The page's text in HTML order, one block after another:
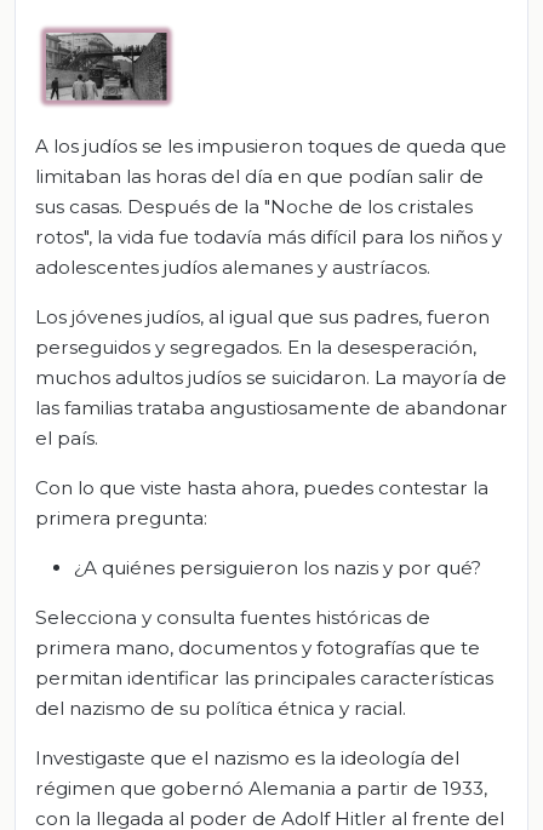
A los judíos se les impusieron toques de queda que
limitaban las horas del día en que podían salir de
sus casas. Después de la "Noche de los cristales
rotos", la vida fue todavía más difícil para los niños y
adolescentes judíos alemanes y austríacos.
Los jóvenes judíos, al igual que sus padres, fueron
perseguidos y segregados. En la desesperación,
muchos adultos judíos se suicidaron. La mayoría de
las familias trataba angustiosamente de abandonar
el país.
Con lo que viste hasta ahora, puedes contestar la
primera pregunta:
¿A quiénes persiguieron los nazis y por qué?
Selecciona y consulta fuentes históricas de
primera mano, documentos y fotografías que te
permitan identificar las principales características
del nazismo de su política étnica y racial.
Investigaste que el nazismo es la ideología del
régimen que gobernó Alemania a partir de 1933,
con la llegada al poder de Adolf Hitler al frente del